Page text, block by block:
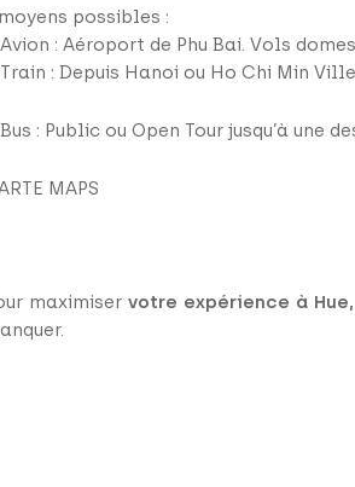
possibles :
: Aéroport de Phu Bai. Vols
: Depuis Hanoi ou Ho Chi Min
: Public ou Open Tour jusqu’à une
MAPS
maximiser votre expérience à Hue,